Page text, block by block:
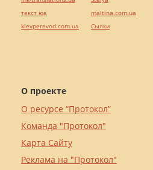
О проекте
О ресурсе “Протокол”
Команда "Протокол"
Карта Сайту
Реклама на "Протокол"
текст юа
kievperevod.com.ua
maltina.com.ua
Cылки